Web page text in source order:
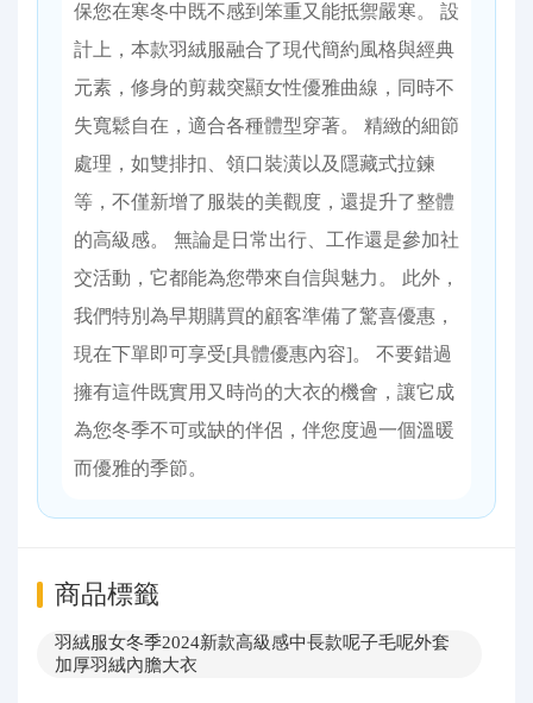
保您在寒冬中既不感到笨重又能抵禦嚴寒。 設
計上，本款羽絨服融合了現代簡約風格與經典
元素，修身的剪裁突顯女性優雅曲線，同時不
失寬鬆自在，適合各種體型穿著。 精緻的細節
處理，如雙排扣、領口裝潢以及隱藏式拉鍊
等，不僅新增了服裝的美觀度，還提升了整體
的高級感。 無論是日常出行、工作還是參加社
交活動，它都能為您帶來自信與魅力。 此外，
我們特別為早期購買的顧客準備了驚喜優惠，
現在下單即可享受[具體優惠內容]。 不要錯過
擁有這件既實用又時尚的大衣的機會，讓它成
為您冬季不可或缺的伴侶，伴您度過一個溫暖
而優雅的季節。
商品標籤
羽絨服女冬季2024新款高級感中長款呢子毛呢外套
加厚羽絨內膽大衣